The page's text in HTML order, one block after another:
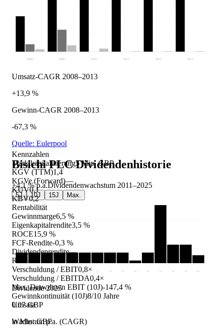
Kennzahlen
Marktkapitalisierung5 Mio. GBP
KGV (TTM)1,4
KGVe (Forward)—
KUV0,1
KBV0,2
Rentabilität
Gewinnmarge6,5 %
Eigenkapitalrendite3,5 %
ROCE15,9 %
FCF-Rendite-0,3 %
Dividendenrendite—
Risiko
Verschuldung / EBIT0,8×
Verschuldung / EBITDA0,4×
Max. Drawdown EBIT (10J)-147,4 %
Gewinnkontinuität (10J)8/10 Jahre
Umsatz
in Mio. GBP
2008 2009 2010 2011 2012 2013
Umsatz-CAGR 2008–2013
+13,9 %
Gewinn-CAGR 2008–2013
-67,3 %
Quelle: Eulerpool
Bisichi PLCDividendenhistorie
+4,1 % p.a.Dividendenwachstum 2011–2025
5J 10J 15J Max.
'11 '12 '14 '16 '17 '18 '19 '20 '22 '23 '24 '25 '26
Dividende 2025
0.07 GBP
Wachstum p.a. (CAGR)